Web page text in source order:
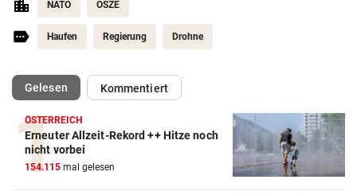
NATO OSZE
Haufen Regierung Drohne
Gelesen(ausgewählt)Kommentiert
ÖSTERREICH
Erneuter Allzeit-Rekord ++ Hitze noch
nicht vorbei
154.115 mal gelesen